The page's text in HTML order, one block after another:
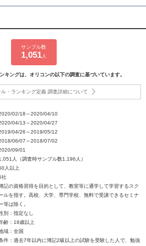
サンプル数
1,051人
キングは、オリコンの以下の調査に基づいています。
ル・ランキング定義 調査詳細について
02/18～2020/04/10
04/13～2020/04/27
04/26～2019/05/12
06/07～2018/07/02
09/01
人（調査時サンプル数1,196人）
人以上
社
記の資格習得を目的として、教室等に通学して学習するスク
ルを指す。高校、大学、専門学校、無料で受講できるセミナ
等は除く。
別：指定なし
齢：18歳以上
域：全国
件：過去7年以内に簿記2級以上の試験を受験した人で、勉強